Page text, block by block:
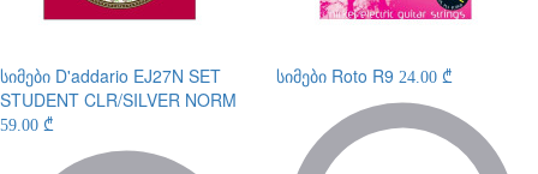
სიმები D'addario EJ27N SET
STUDENT CLR/SILVER NORM
59.00 ₾
სიმები Roto R9 24.00 ₾